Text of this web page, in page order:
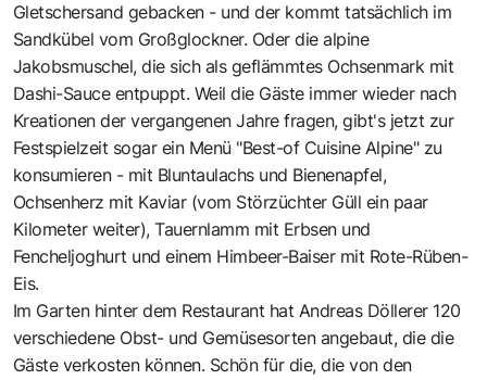
Gletschersand gebacken - und der kommt tatsächlich im
Sandkübel vom Großglockner. Oder die alpine
Jakobsmuschel, die sich als geflämmtes Ochsenmark mit
Dashi-Sauce entpuppt. Weil die Gäste immer wieder nach
Kreationen der vergangenen Jahre fragen, gibt's jetzt zur
Festspielzeit sogar ein Menü "Best-of Cuisine Alpine" zu
konsumieren - mit Bluntaulachs und Bienenapfel,
Ochsenherz mit Kaviar (vom Störzüchter Güll ein paar
Kilometer weiter), Tauernlamm mit Erbsen und
Fencheljoghurt und einem Himbeer-Baiser mit Rote-Rüben-
Eis.
Im Garten hinter dem Restaurant hat Andreas Döllerer 120
verschiedene Obst- und Gemüsesorten angebaut, die die
Gäste verkosten können. Schön für die, die von den